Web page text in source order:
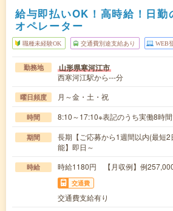
給与即払いOK！高時給！日勤
オペレーター
職種未経験OK 交通費別途支給あり WEB
勤務地 山形県寒河江市
西寒河江駅から---分
曜日頻度 月～金・土・祝
時間 8:10～17:10※表記のうち実働8時間
期間
長期【ご応募から1週間以内(最短
能】即日～
時給 時給1180円 【月収例】例
交通費
交通費支給有り